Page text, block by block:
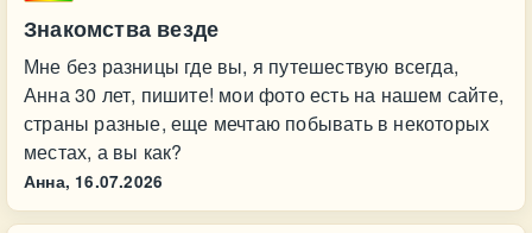
Знакомства везде
Мне без разницы где вы, я путешествую всегда,
Анна 30 лет, пишите! мои фото есть на нашем сайте,
страны разные, еще мечтаю побывать в некоторых
местах, а вы как?
Анна, 16.07.2026